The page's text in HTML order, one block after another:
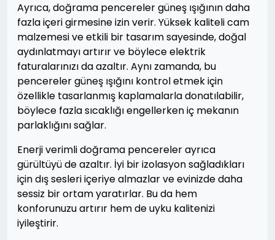
Ayrıca, doğrama pencereler güneş ışığının daha
fazla içeri girmesine izin verir. Yüksek kaliteli cam
malzemesi ve etkili bir tasarım sayesinde, doğal
aydınlatmayı artırır ve böylece elektrik
faturalarınızı da azaltır. Aynı zamanda, bu
pencereler güneş ışığını kontrol etmek için
özellikle tasarlanmış kaplamalarla donatılabilir,
böylece fazla sıcaklığı engellerken iç mekanın
parlaklığını sağlar.
Enerji verimli doğrama pencereler ayrıca
gürültüyü de azaltır. İyi bir izolasyon sağladıkları
için dış sesleri içeriye almazlar ve evinizde daha
sessiz bir ortam yaratırlar. Bu da hem
konforunuzu artırır hem de uyku kalitenizi
iyileştirir.